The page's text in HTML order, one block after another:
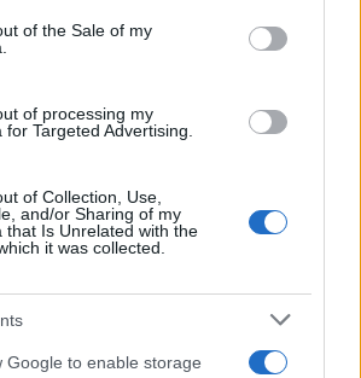
of the Sale of my
of processing my
Targeted Advertising.
of Collection, Use,
and/or Sharing of my
that Is Unrelated with the
it was collected.
Google to enable storage